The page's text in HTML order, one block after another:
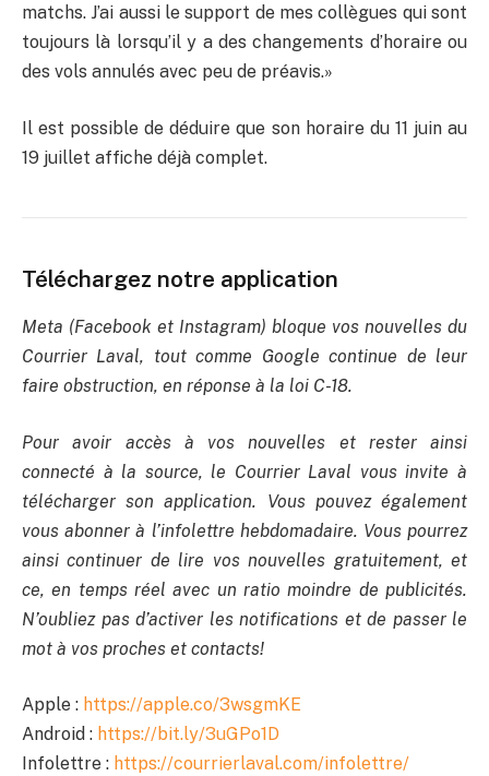
matchs. J’ai aussi le support de mes collègues qui sont
toujours là lorsqu’il y a des changements d’horaire ou
des vols annulés avec peu de préavis.»
Il est possible de déduire que son horaire du 11 juin au
19 juillet affiche déjà complet.
Téléchargez notre application
Meta (Facebook et Instagram) bloque vos nouvelles du
Courrier Laval, tout comme Google continue de leur
faire obstruction, en réponse à la loi C-18.
Pour avoir accès à vos nouvelles et rester ainsi
connecté à la source, le Courrier Laval vous invite à
télécharger son application. Vous pouvez également
vous abonner à l’infolettre hebdomadaire. Vous pourrez
ainsi continuer de lire vos nouvelles gratuitement, et
ce, en temps réel avec un ratio moindre de publicités.
N’oubliez pas d’activer les notifications et de passer le
mot à vos proches et contacts!
Apple : https://apple.co/3wsgmKE
Android : https://bit.ly/3uGPo1D
Infolettre : https://courrierlaval.com/infolettre/